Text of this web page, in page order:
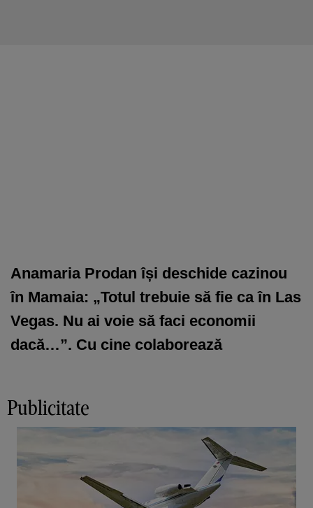
Anamaria Prodan își deschide cazinou
în Mamaia: „Totul trebuie să fie ca în Las
Vegas. Nu ai voie să faci economii
dacă…”. Cu cine colaborează
Publicitate